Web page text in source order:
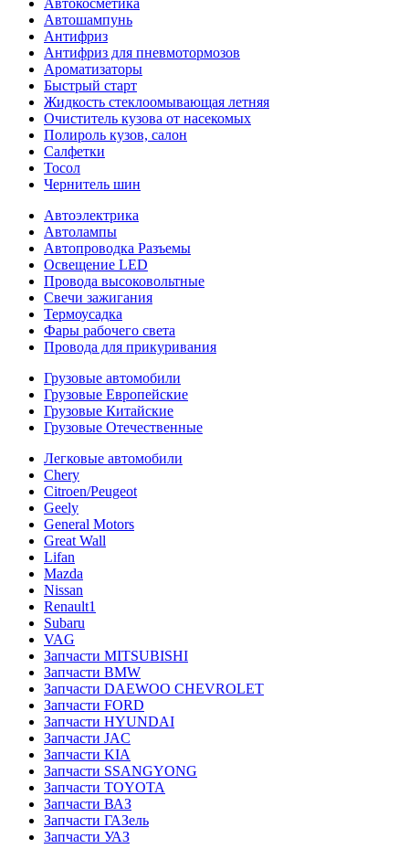
Автокосметика
Автошампунь
Антифриз
Антифриз для пневмотормозов
Ароматизаторы
Быстрый старт
Жидкость стеклоомывающая летняя
Очиститель кузова от насекомых
Полироль кузов, салон
Салфетки
Тосол
Чернитель шин
Автоэлектрика
Автолампы
Автопроводка Разъемы
Освещение LED
Провода высоковольтные
Свечи зажигания
Термоусадка
Фары рабочего света
Провода для прикуривания
Грузовые автомобили
Грузовые Европейские
Грузовые Китайские
Грузовые Отечественные
Легковые автомобили
Chery
Citroen/Peugeot
Geely
General Motors
Great Wall
Lifan
Mazda
Nissan
Renault1
Subaru
VAG
Запчасти MITSUBISHI
Запчасти BMW
Запчасти DAEWOO CHEVROLET
Запчасти FORD
Запчасти HYUNDAI
Запчасти JAC
Запчасти KIA
Запчасти SSANGYONG
Запчасти TOYOTA
Запчасти ВАЗ
Запчасти ГАЗель
Запчасти УАЗ